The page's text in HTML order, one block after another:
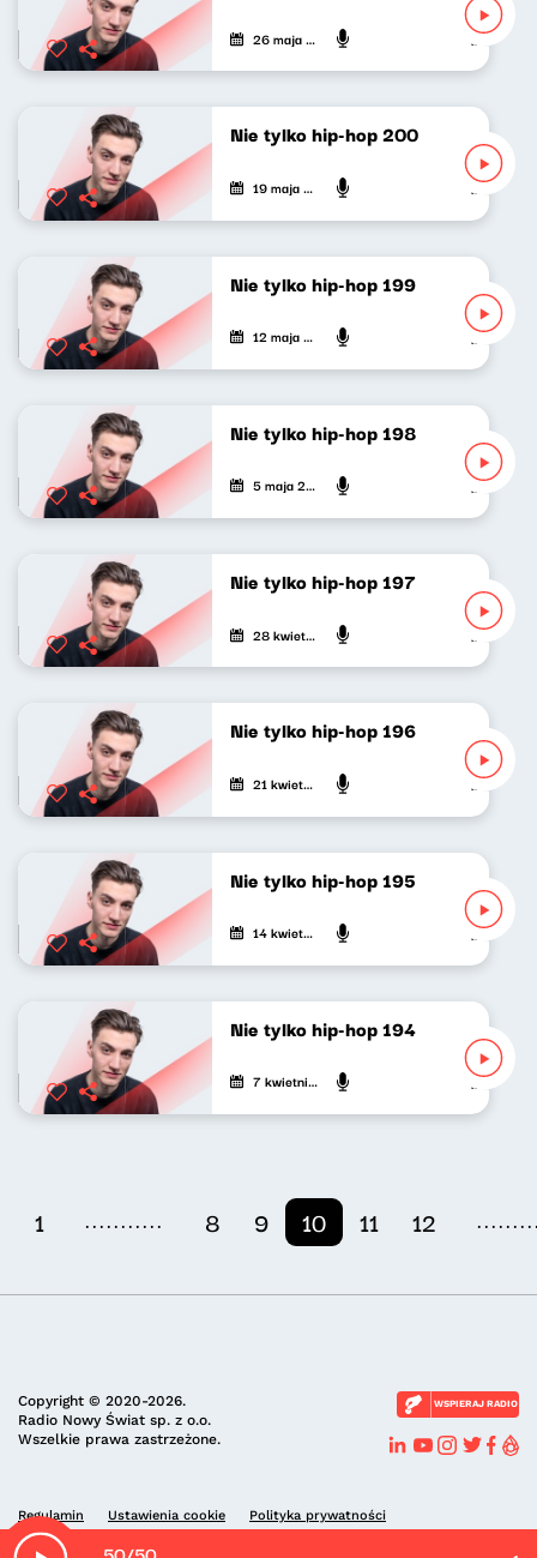
26 maja 2024 Mateusz
Nie tylko hip-hop 200
19 maja 2024 Mateusz
Nie tylko hip-hop 199
12 maja 2024 Mateusz
Nie tylko hip-hop 198
5 maja 2024 Mateusz
Nie tylko hip-hop 197
28 kwietnia 2024 Mateusz
Nie tylko hip-hop 196
21 kwietnia 2024 Mateusz
Nie tylko hip-hop 195
14 kwietnia 2024 Mateusz
Nie tylko hip-hop 194
7 kwietnia 2024 Mateusz
1 ........... 8 9 10 11 12
Copyright © 2020-2026.
Radio Nowy Świat sp. z o.o.
Wszelkie prawa zastrzeżone.
WSPIERAJ RADIO
Regulamin Ustawienia cookie Polityka prywatności